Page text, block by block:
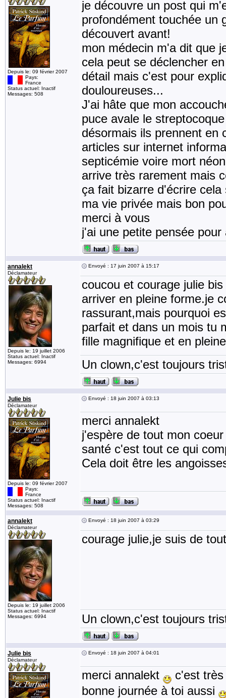
Depuis le: 09 février 2007
Pays:
France
Status actuel: Inactif
Messages: 508
je découvre un post qui
profondément touchée un
découvert avant!
mon médecin m'a dit que
cela peut se déclencher
détail mais c'est pour
douloureuses...
J'ai hâte que mon
puce avale le
désormais ils prennent en
articles sur internet
septicémie voire mort
arrive très rarement mais
ça fait bizarre d'écrire
ma vie privée mais bon
merci à vous
j'ai une petite pensée
annalekt
Déclamateur
Depuis le: 19 juillet 2006
Status actuel: Inactif
Messages: 6994
Envoyé : 17 juin 2007 à 15:17
coucou et courage julie
arriver en pleine forme.je
rassurant,mais pourquoi
parfait et dans un mois tu
fille magnifique et en
Un clown,c'est toujours
Julie bis
Déclamateur
Depuis le: 09 février 2007
Pays:
France
Status actuel: Inactif
Messages: 508
Envoyé : 18 juin 2007 à 03:13
merci annalekt
j'espère de tout mon
santé c'est tout ce qui
Cela doit être les
annalekt
Déclamateur
Depuis le: 19 juillet 2006
Status actuel: Inactif
Messages: 6994
Envoyé : 18 juin 2007 à 03:29
courage julie,je suis de
Un clown,c'est toujours
Julie bis
Déclamateur
Envoyé : 18 juin 2007 à 04:01
merci annalekt
c'est
bonne journée à toi aussi